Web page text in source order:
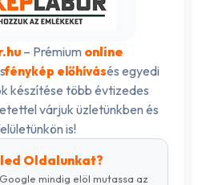
– Prémium online
fénykép előhívásés egyedi
készítése több évtizedes
várjuk üzletünkben és
is!
Oldalunkat?
mindig elöl mutassa az